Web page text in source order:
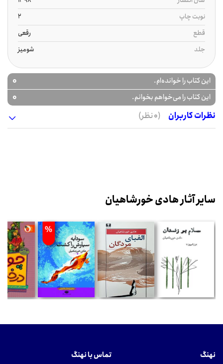
نوبت چاپ
2
قطع
رقعی
جلد
شومیز
این کتاب را خوانده‌ام. 0
این کتاب را می‌خواهم بخوانم.
0
نظرات کاربران
(0 نظر)
سایر آثار هادی خورشاهیان
%
نهنگ تماس با نهنگ